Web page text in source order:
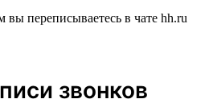
вы переписываетесь в чате hh.ru
звонков